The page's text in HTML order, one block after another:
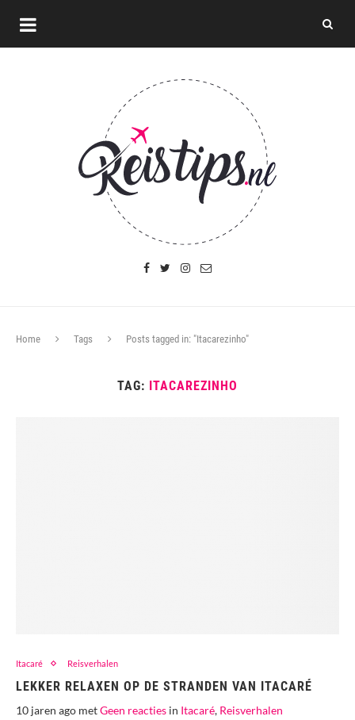
Home Tags Posts tagged in: "Itacarezinho"
TAG: ITACAREZINHO
Itacaré Reisverhalen
LEKKER RELAXEN OP DE STRANDEN VAN ITACARÉ
10 jaren ago metGeen reacties in Itacaré, Reisverhalen